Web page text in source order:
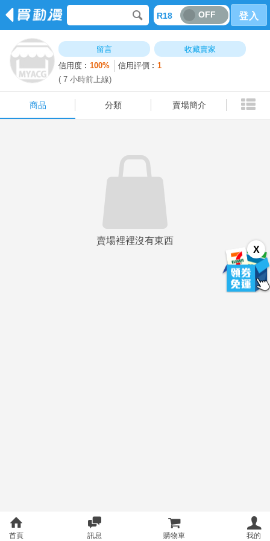
R18 OFF 登入
留言
收藏賣家
信用度︰100% 信用評價︰1
( 7 小時前上線)
商品 分類 賣場簡介
X
賣場裡裡沒有東西
商品 分類 賣場簡介
首頁 訊息 購物車 我的